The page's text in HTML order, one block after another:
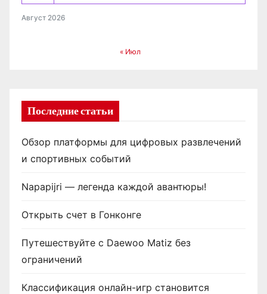
Август 2026
« Июл
Последние статьи
Обзор платформы для цифровых развлечений
и спортивных событий
Napapijri — легенда каждой авантюры!
Открыть счет в Гонконге
Путешествуйте с Daewoo Matiz без
ограничений
Классификация онлайн-игр становится